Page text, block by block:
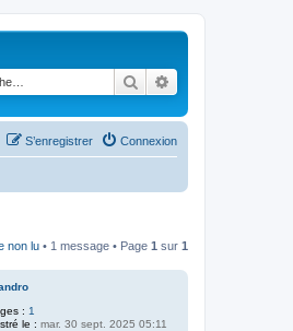
Rechercher
Connexion
S’enregistrer
non lu • 1 message • Page 1 sur 1
: 1
le : mar. 30 sept. 2025 05:11